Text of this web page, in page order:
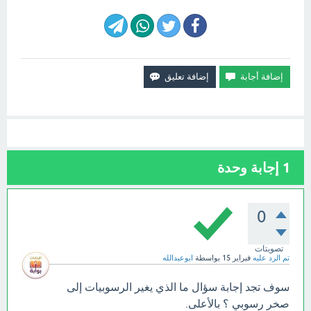
1 إجابة وحدة
0
تصويتات
تم الرد عليه فبراير 15 بواسطة ابوعبدالله
سوف تجد إجابة سؤال ما الذي يغير الرسوبيات إلى
صخر رسوبي ؟ بالأعلى.